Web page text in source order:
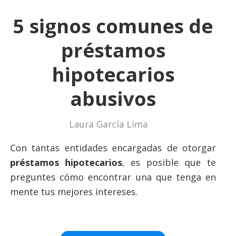
5 signos comunes de
préstamos
hipotecarios
abusivos
Laura García Lima
Con tantas entidades encargadas de otorgar
préstamos hipotecarios, es posible que te
preguntes cómo encontrar una que tenga en
mente tus mejores intereses.